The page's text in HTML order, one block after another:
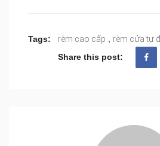
Tags: rèm cao cấp , rèm cửa tự
Share this post: